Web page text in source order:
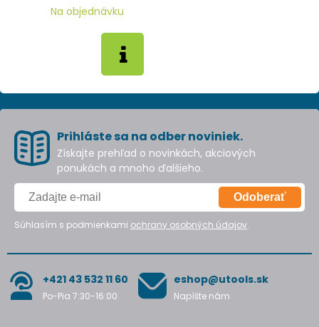
Na objednávku
Prihláste sa na odber noviniek.
Získajte prehľad o novinkách, akciových
ponukách a mnoho ďalšieho.
Odoberať
Súhlasím s podmienkami ochrany osobných údajov.
+421 43 532 11 60
Po-Pia 7:30-16:00
eshop@utools.sk
Napíšte nám